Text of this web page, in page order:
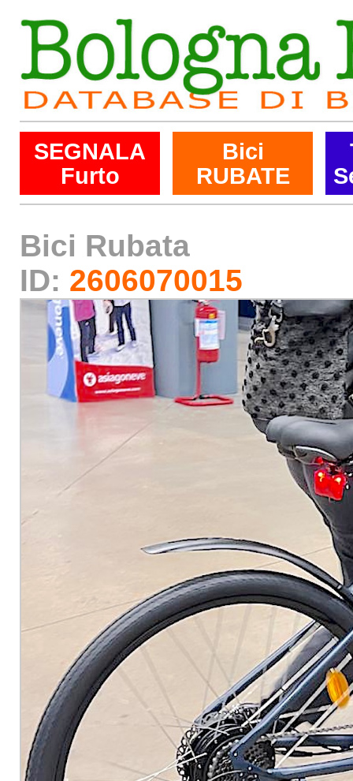
SEGNALA
Furto
Bici
RUBATE
Bici Rubata
ID: 2606070015